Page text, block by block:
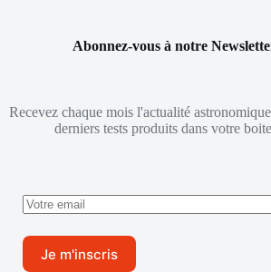
Abonnez-vous à notre
Recevez chaque mois l'actualité
derniers tests produits dans votre